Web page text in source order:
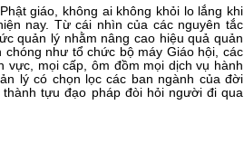
giáo, không ai không khỏi lo lắng khi
nay. Từ cái nhìn của các nguyên tắc
quản lý nhằm nâng cao hiệu quả quản
như tổ chức bộ máy Giáo hội, các
vực, mọi cấp, ôm đồm mọi dịch vụ hành
lý có chọn lọc các ban ngành của đời
tựu đạo pháp đòi hỏi người đi qua